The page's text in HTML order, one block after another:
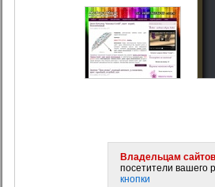
Владельцам
посетители вашего
кнопки